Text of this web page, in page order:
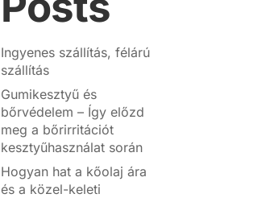
Ingyenes szállítás, félárú
szállítás
Gumikesztyű és
bőrvédelem – Így előzd
meg a bőrirritációt
kesztyűhasználat során
Hogyan hat a kőolaj ára
és a közel-keleti